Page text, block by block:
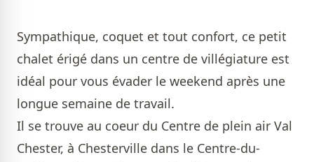
Sympathique, coquet et tout confort, ce petit
chalet érigé dans un centre de villégiature est
idéal pour vous évader le weekend après une
longue semaine de travail.
Il se trouve au coeur du Centre de plein air Val
Chester, à Chesterville dans le Centre-du-